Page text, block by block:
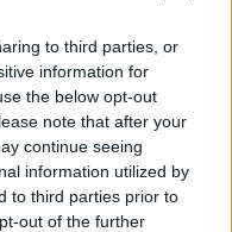
to third parties, or
information for
the below opt-out
note that after your
continue seeing
information utilized by
to third parties prior to
out of the further
Renginiai
susitiks su
regiono